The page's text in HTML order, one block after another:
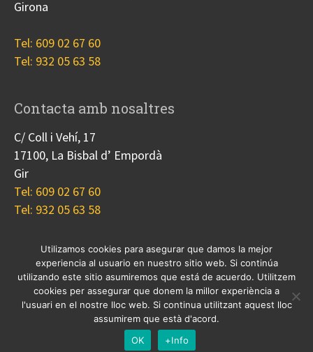
Girona
Tel: 609 02 67 60
Tel: 932 05 63 58
Contacta amb nosaltres
C/ Coll i Vehí, 17
17100, La Bisbal d’ Empordà
Gir
Tel: 609 02 67 60
Tel: 932 05 63 58
Nosotros Proyectos Blog
Contacto
Cookies
© 2017 Copyright, diseñoGuia33 SL, grupo
Empresarial.
Utilizamos cookies para asegurar que damos la mejor
experiencia al usuario en nuestro sitio web. Si continúa
utilizando este sitio asumiremos que está de acuerdo. Utilitzem
cookies per assegurar que donem la millor experiència a
l'usuari en el nostre lloc web. Si continua utilitzant aquest lloc
assumirem que està d'acord.
OK
+Info